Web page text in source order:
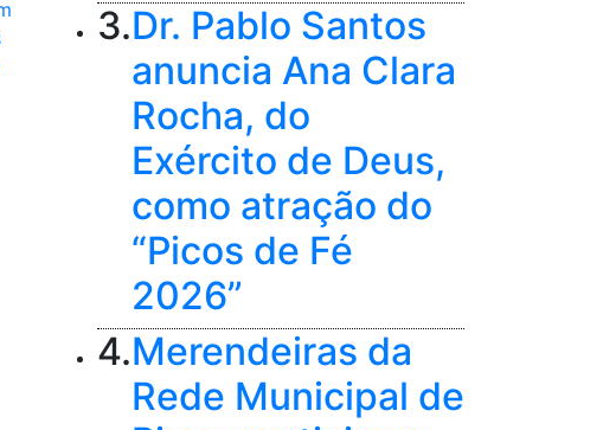
3.Dr. Pablo Santos
anuncia Ana Clara
Rocha, do
Exército de Deus,
como atração do
“Picos de Fé
2026”
4.Merendeiras da
Rede Municipal de